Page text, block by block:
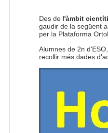
Des de l'àmbit
gaudir de la següent
per la Plataforma
Alumnes de 2n
recollir més dades